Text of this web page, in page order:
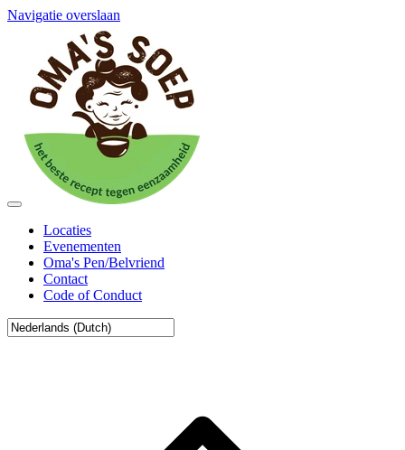
Navigatie overslaan
Locaties
Evenementen
Oma's Pen/Belvriend
Contact
Code of Conduct